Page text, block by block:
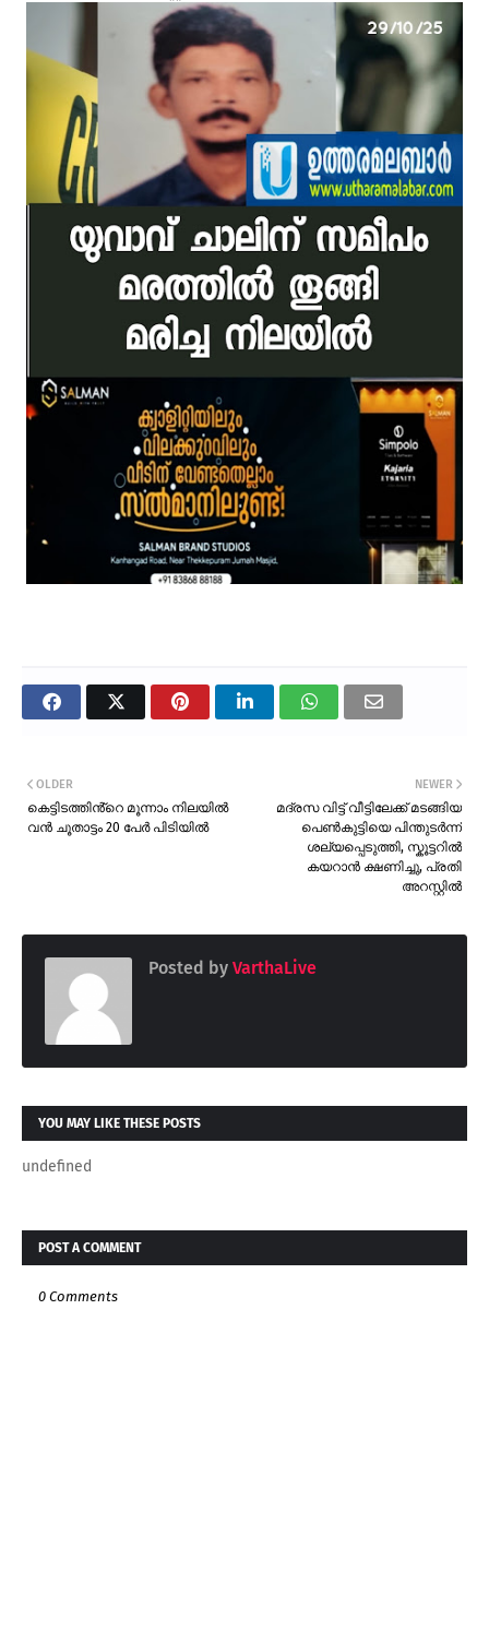
NEWER
മദ്രസ വിട്ട് വീട്ടിലേക്ക് മടങ്ങിയ
പെൺകുട്ടിയെ പിന്തുടർന്ന്
ശല്യപ്പെടുത്തി, സ്കൂട്ടറിൽ
കയറാൻ ക്ഷണിച്ചു, പ്രതി
അറസ്റ്റിൽ
OLDER
കെട്ടിടത്തിൻ്റെ മൂന്നാം നിലയിൽ
വൻ ചൂതാട്ടം 20 പേർ പിടിയിൽ
Posted by VarthaLive
YOU MAY LIKE THESE POSTS
undefined
POST A COMMENT
0 Comments